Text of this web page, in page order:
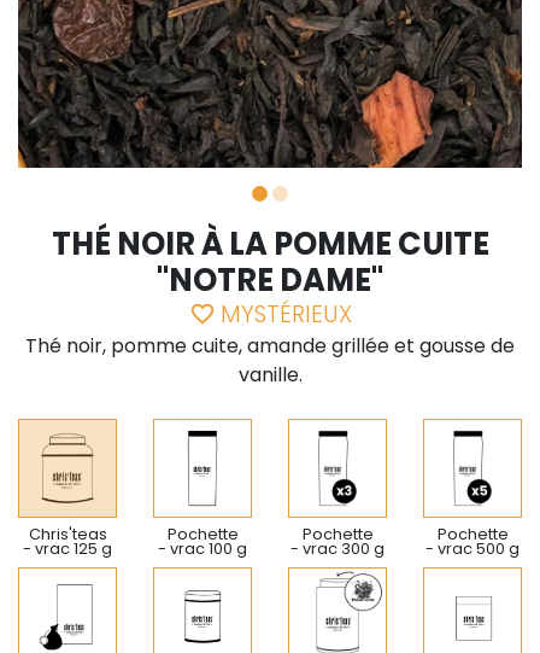
THÉ NOIR À LA POMME CUITE
"NOTRE DAME"
favorite_border MYSTÉRIEUX
Thé noir, pomme cuite, amande grillée et gousse de
vanille.
Chris'teas
- vrac 125 g
Pochette
- vrac 100 g
Pochette
- vrac 300 g
Pochette
- vrac 500 g